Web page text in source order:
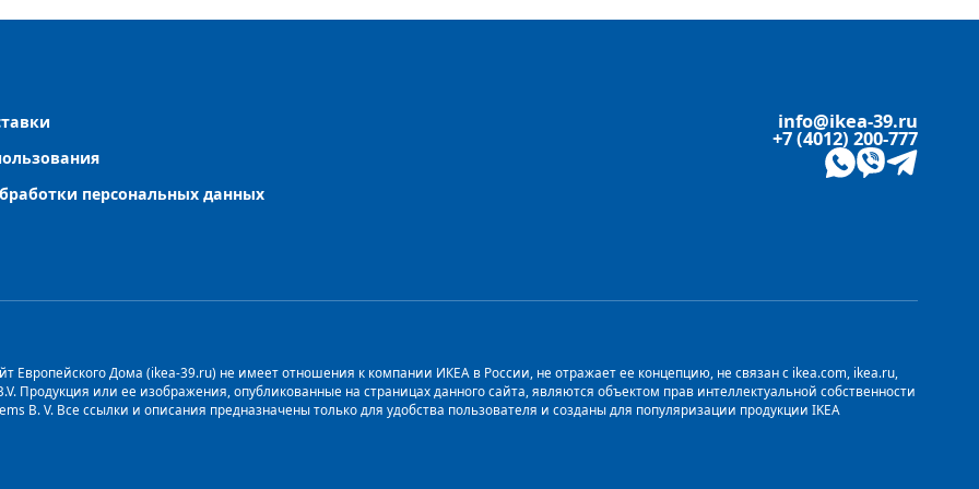
персональных данных
info@ikea-39.ru
+7 (4012) 200-777
Европейского Дома (ikea-39.ru) не имеет отношения к компании ИКЕА в России, не отражает ее концепцию, не связан с ikea.com, ikea.ru,
Продукция или ее изображения, опубликованные на страницах данного сайта, являются объектом прав интеллектуальной собственности
B. V. Все ссылки и описания предназначены только для удобства пользователя и созданы для популяризации продукции IKEA